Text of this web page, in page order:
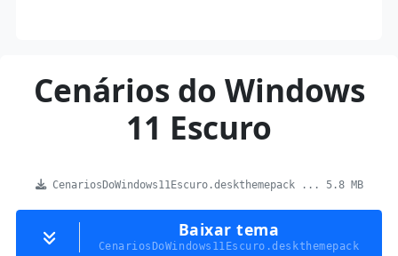
Cenários do Windows
11 Escuro
CenariosDoWindows11Escuro.deskthemepack ... 5.8 MB
Baixar tema
CenariosDoWindows11Escuro.deskthemepack